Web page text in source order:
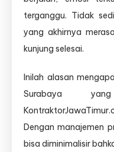
terganggu. Tidak
yang akhirnya
kunjung selesai.
Inilah alasan
Surabaya
Dengan manajemen
bisa diminimalisir